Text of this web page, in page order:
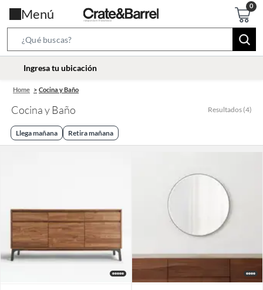
Menú
Bar
location-
Ingresa tu ubicación
Home Cocina y Baño
Cocina y Baño Resultados (4)
Llega mañana Retira mañana